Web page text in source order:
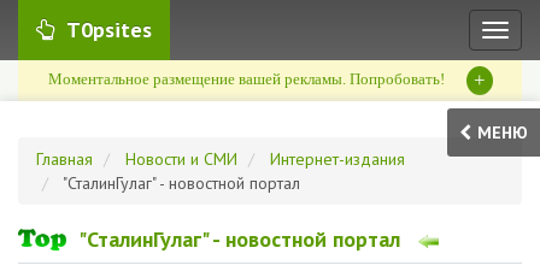
T0psites
Моментальное размещение вашей рекламы. Попробовать! +
МЕНЮ
Главная
Новости и СМИ
Интернет-издания
"СталинГулаг" - новостной портал
"СталинГулаг" - новостной портал